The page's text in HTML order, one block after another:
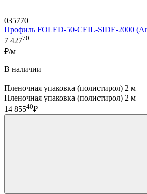
035770
Профиль FOLED-50-CEIL-SIDE-2000
7 42770
₽/м
В наличии
Пленочная упаковка (полистирол) 2 м —
Пленочная упаковка (полистирол) 2 м
14 85540₽